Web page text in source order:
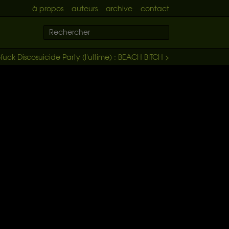
à propos auteurs archive contact
Discosuicide Party (l'ultime) : BEACH BITCH >